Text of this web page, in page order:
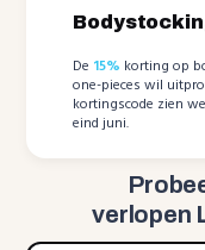
De 15% korting op
one-pieces wil
kortingscode zien
eind juni.
verlopen